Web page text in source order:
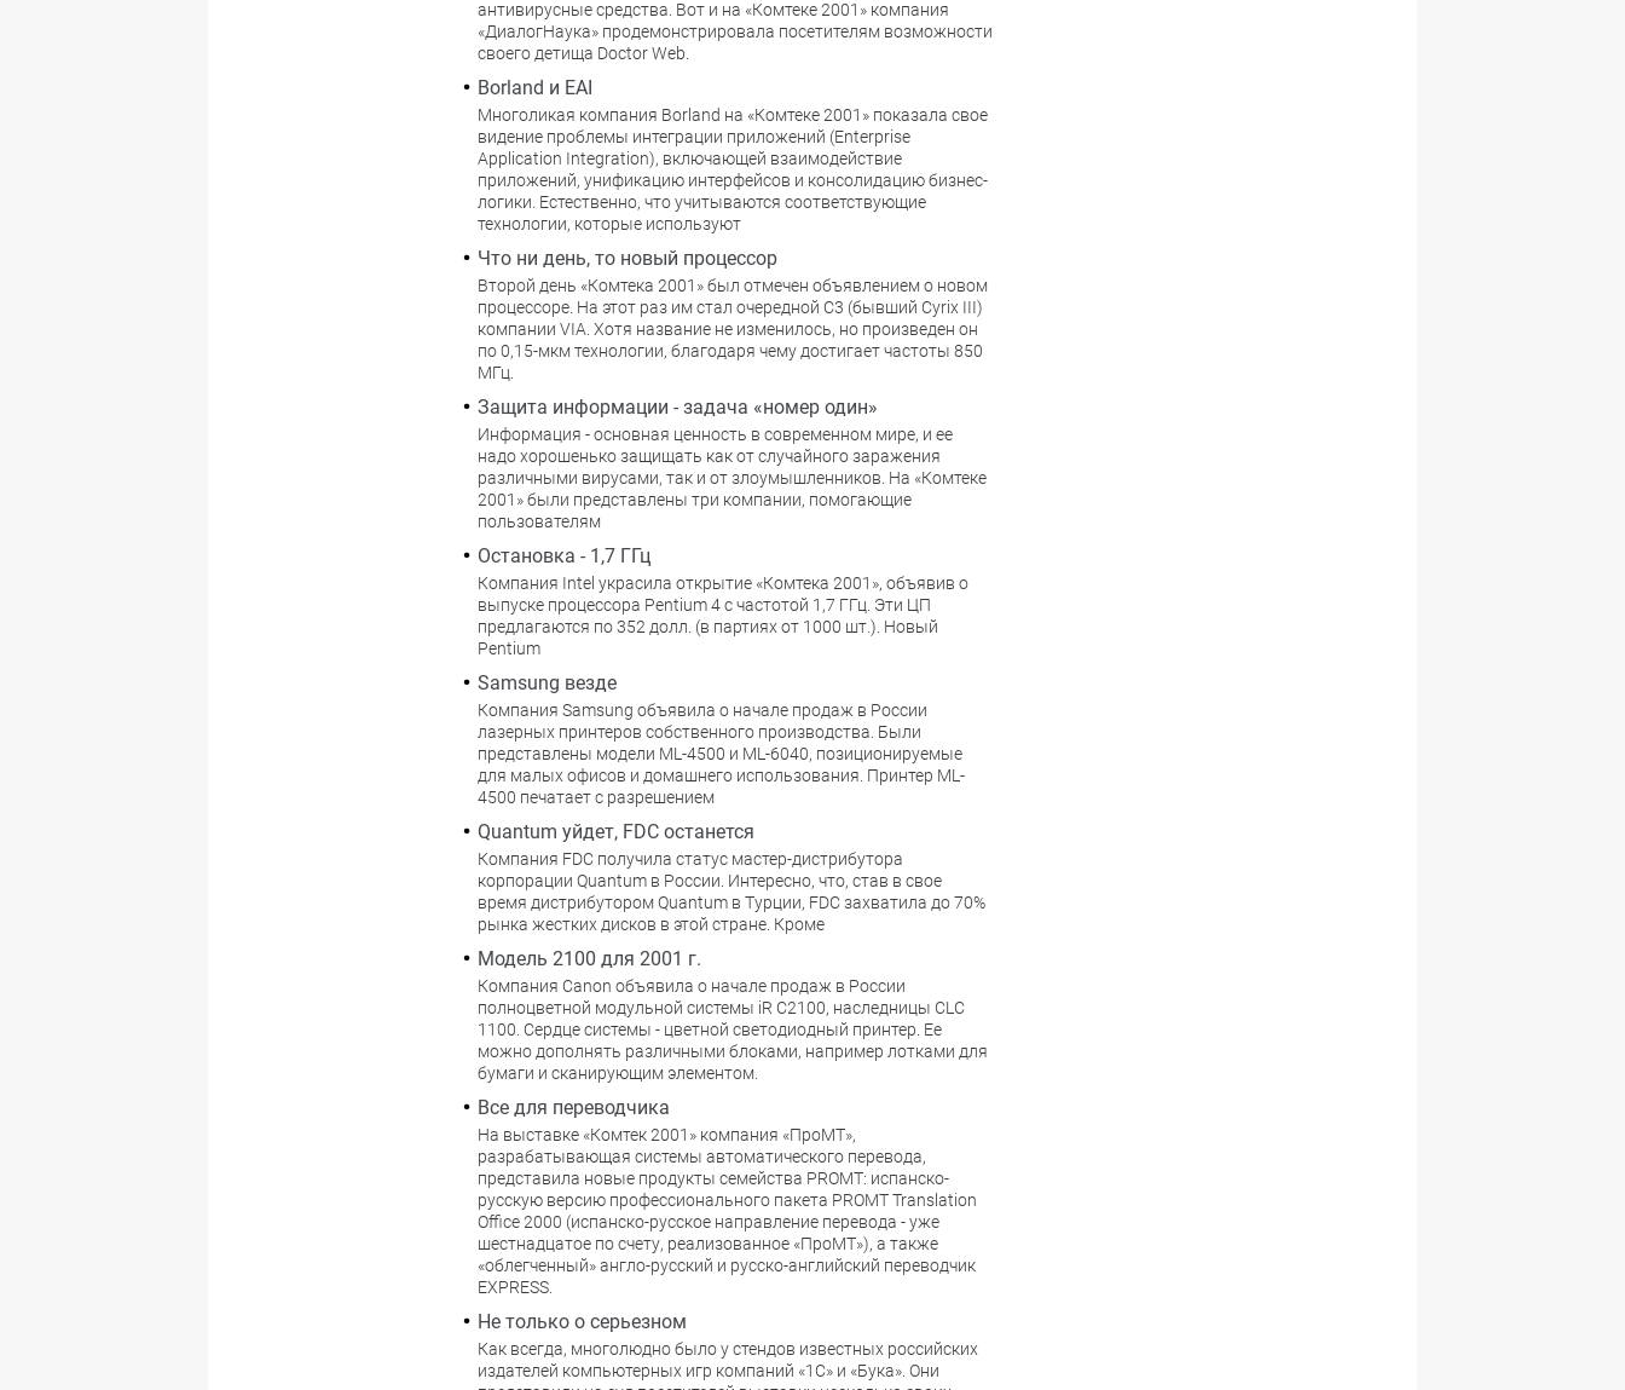
антивирусные средства. Вот и на «Комтеке 2001» компания
«ДиалогНаука» продемонстрировала посетителям возможности
своего детища Doctor Web.
Borland и EAI
Многоликая компания Borland на «Комтеке 2001» показала свое
видение проблемы интеграции приложений (Enterprise
Application Integration), включающей взаимодействие
приложений, унификацию интерфейсов и консолидацию бизнес-
логики. Естественно, что учитываются соответствующие
технологии, которые используют
Что ни день, то новый процессор
Второй день «Комтека 2001» был отмечен объявлением о новом
процессоре. На этот раз им стал очередной С3 (бывший Cyrix III)
компании VIA. Хотя название не изменилось, но произведен он
по 0,15-мкм технологии, благодаря чему достигает частоты 850
МГц.
Защита информации - задача «номер один»
Информация - основная ценность в современном мире, и ее
надо хорошенько защищать как от случайного заражения
различными вирусами, так и от злоумышленников. На «Комтеке
2001» были представлены три компании, помогающие
пользователям
Остановка - 1,7 ГГц
Компания Intel украсила открытие «Комтека 2001», объявив о
выпуске процессора Pentium 4 c частотой 1,7 ГГц. Эти ЦП
предлагаются по 352 долл. (в партиях от 1000 шт.). Новый
Рentium
Samsung везде
Компания Samsung объявила о начале продаж в России
лазерных принтеров собственного производства. Были
представлены модели ML-4500 и ML-6040, позиционируемые
для малых офисов и домашнего использования. Принтер ML-
4500 печатает с разрешением
Quantum уйдет, FDC останется
Компания FDC получила статус мастер-дистрибутора
корпорации Quantum в России. Интересно, что, став в свое
время дистрибутором Quantum в Турции, FDC захватила до 70%
рынка жестких дисков в этой стране. Кроме
Модель 2100 для 2001 г.
Компания Canon объявила о начале продаж в России
полноцветной модульной системы iR C2100, наследницы CLC
1100. Сердце системы - цветной светодиодный принтер. Ее
можно дополнять различными блоками, например лотками для
бумаги и сканирующим элементом.
Все для переводчика
На выставке «Комтек 2001» компания «ПроМТ»,
разрабатывающая системы автоматического перевода,
представила новые продукты семейства PROMT: испанско-
русскую версию профессионального пакета PROMT Translation
Office 2000 (испанско-русское направление перевода - уже
шестнадцатое по счету, реализованное «ПроМТ»), а также
«облегченный» англо-русский и русско-английский переводчик
EXPRESS.
Не только о серьезном
Как всегда, многолюдно было у стендов известных российских
издателей компьютерных игр компаний «1С» и «Бука». Они